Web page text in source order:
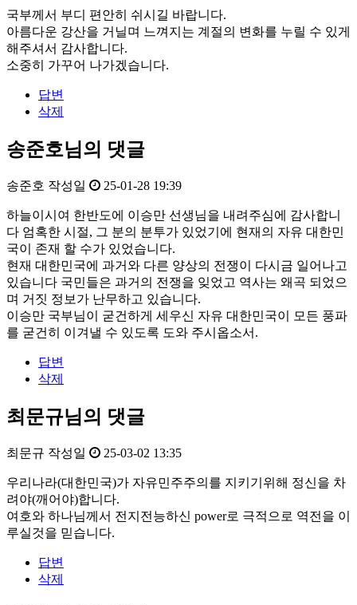
국부께서 부디 편안히 쉬시길 바랍니다.
아름다운 강산을 거닐며 느껴지는 계절의 변화를 누릴 수 있게
해주셔서 감사합니다.
소중히 가꾸어 나가겠습니다.
답변
삭제
송준호님의 댓글
송준호 작성일 25-01-28 19:39
하늘이시여 한반도에 이승만 선생님을 내려주심에 감사합니
다 엄혹한 시절, 그 분의 분투가 있었기에 현재의 자유 대한민
국이 존재 할 수가 있었습니다.
현재 대한민국에 과거와 다른 양상의 전쟁이 다시금 일어나고
있습니다 국민들은 과거의 전쟁을 잊었고 역사는 왜곡 되었으
며 거짓 정보가 난무하고 있습니다.
이승만 국부님이 굳건하게 세우신 자유 대한민국이 모든 풍파
를 굳건히 이겨낼 수 있도록 도와 주시옵소서.
답변
삭제
최문규님의 댓글
최문규 작성일 25-03-02 13:35
우리나라(대한민국)가 자유민주주의를 지키기위해 정신을 차
려야(깨어야)합니다.
여호와 하나님께서 전지전능하신 power로 극적으로 역전을 이
루실것을 믿습니다.
답변
삭제